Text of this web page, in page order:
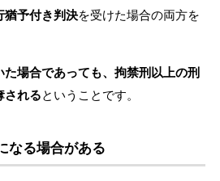
猶予付き判決を受けた場合の両方を
た場合であっても、拘禁刑以上の刑
されるということです。
なる場合がある